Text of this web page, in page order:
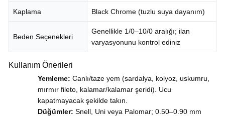
Kaplama Black Chrome (tuzlu suya dayanım)
Beden Seçenekleri
Genellikle 1/0–10/0 aralığı; ilan
varyasyonunu kontrol ediniz
Kullanım Önerileri
Yemleme: Canlı/taze yem (sardalya, kolyoz, uskumru,
mırmır fileto, kalamar/kalamar şeridi). Ucu
kapatmayacak şekilde takın.
Düğümler: Snell, Uni veya Palomar; 0.50–0.90 mm